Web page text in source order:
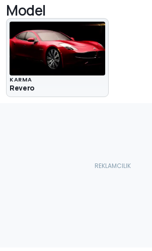
Model
KARMA
Revero